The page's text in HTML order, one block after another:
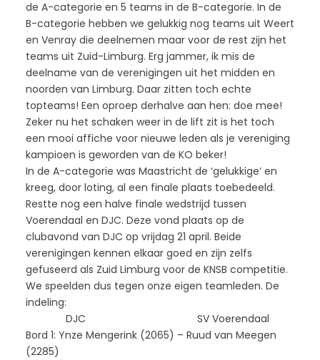
de A-categorie en 5 teams in de B-categorie. In de
B-categorie hebben we gelukkig nog teams uit Weert
en Venray die deelnemen maar voor de rest zijn het
teams uit Zuid-Limburg. Erg jammer, ik mis de
deelname van de verenigingen uit het midden en
noorden van Limburg. Daar zitten toch echte
topteams! Een oproep derhalve aan hen: doe mee!
Zeker nu het schaken weer in de lift zit is het toch
een mooi affiche voor nieuwe leden als je vereniging
kampioen is geworden van de KO beker!
In de A-categorie was Maastricht de ‘gelukkige’ en
kreeg, door loting, al een finale plaats toebedeeld.
Restte nog een halve finale wedstrijd tussen
Voerendaal en DJC. Deze vond plaats op de
clubavond van DJC op vrijdag 21 april. Beide
verenigingen kennen elkaar goed en zijn zelfs
gefuseerd als Zuid Limburg voor de KNSB competitie.
We speelden dus tegen onze eigen teamleden. De
indeling:
DJC SV Voerendaal
Bord 1: Ynze Mengerink (2065) – Ruud van Meegen
(2285)